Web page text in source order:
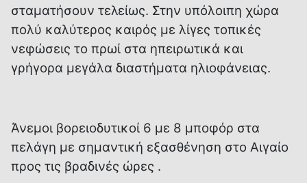
σταματήσουν τελείως. Στην υπόλοιπη χώρα
πολύ καλύτερος καιρός με λίγες τοπικές
νεφώσεις το πρωί στα ηπειρωτικά και
γρήγορα μεγάλα διαστήματα ηλιοφάνειας.
Άνεμοι βορειοδυτικοί 6 με 8 μποφόρ στα
πελάγη με σημαντική εξασθένηση στο Αιγαίο
προς τις βραδινές ώρες .